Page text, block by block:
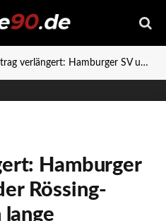
Hamburger SV und Alexander Rössing-Lelesiit bleiben lange zusammen
Hamburger
Rössing-
lange